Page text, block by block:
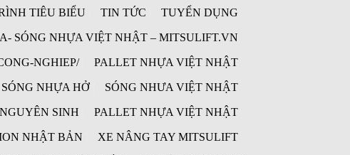
TIÊU BIỂU TIN TỨC TUYỂN DỤNG
SÓNG NHỰA VIỆT NHẬT – MITSULIFT.VN
NGHIEP/ PALLET NHỰA VIỆT NHẬT
SÓNG NHỰA HỞ SÓNG NHƯA VIỆT NHẬT
SINH PALLET NHỰA VIỆT NHẬT
NHẬT BẢN XE NÂNG TAY MITSULIFT